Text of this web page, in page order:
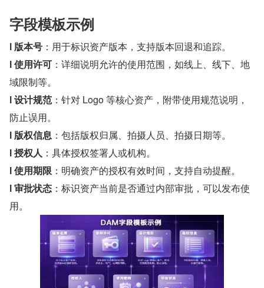
字段模板示例
l 版本号 ：用于标识资产版本，支持版本回退和追踪。
l 使用许可 ：详细说明允许的使用范围，如线上、线下、地
域限制等。
l 设计规范：针对 Logo 等核心资产，附带使用规范说明，
防止误用。
l 版权信息 ：包括版权归属、拍摄人员、拍摄日期等。
l 授权人 ：具体授权签署人或机构。
l 使用期限 ：明确资产的授权有效时间，支持自动提醒。
l 审批状态 ：标识资产当前是否通过内部审批，可以发布使
用。